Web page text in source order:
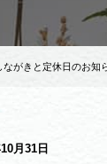
ながきと定休日のお知
月31日